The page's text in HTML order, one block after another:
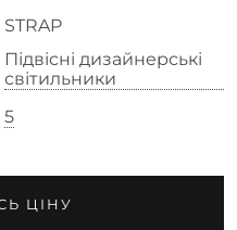
STRAP
Підвісні дизайнерські
світильники
5
ЦІНУ